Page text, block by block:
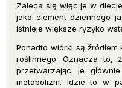
Zaleca się więc je w
jako element dziennego
istnieje większe ryzyko
Ponadto wiórki są
roślinnego. Oznacza to,
przetwarzając je
metabolizm. Idzie to w